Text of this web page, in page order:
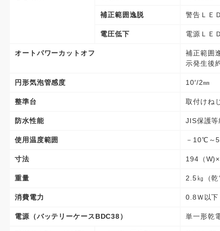
補正範囲逸脱 警告ＬＥ
電圧低下 電源ＬＥ
オートパワーカットオフ
補正範囲
示発生後
円形気泡管感度 10′/2㎜
整準台 取付けね
防水性能 JIS保護
使用温度範囲 －10℃～
寸法 194（
重量 2.5㎏（
消費電力 0.8Ｗ以下
電源（バッテリーケースBDC38） 単一形乾